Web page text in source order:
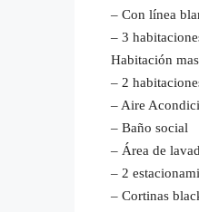
– Con línea
– 3
Habitación
– 2
– Aire
– Baño social
– Área de
– 2
– Cortinas